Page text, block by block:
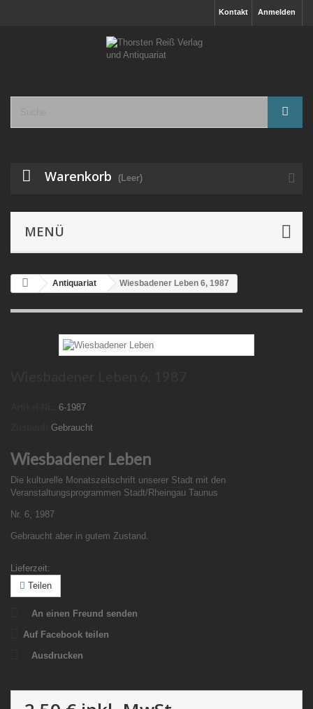
Anmelden
Kontakt
Warenkorb (Leer)
MENÜ
Antiquariat Wiesbadener Leben 6, 1987
6-1987
Gebraucht
Wiesbadener Leben
Die kulturelle Monatszeitschrift unserer Stadt mit den
Veranstaltungsprogrammen Stadt/Rheingau Taunus
Nr. 6, 1987
Gebraucht aber in gutem Zustand.
Lieferzeit:
Teilen
An einen Freund senden
Auf Facebook teilen
Ausdrucken